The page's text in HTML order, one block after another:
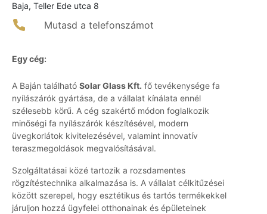
Baja, Teller Ede utca 8
Mutasd a telefonszámot
Egy cég:
A Baján található Solar Glass Kft. fő tevékenysége fa
nyílászárók gyártása, de a vállalat kínálata ennél
szélesebb körű. A cég szakértő módon foglalkozik
minőségi fa nyílászárók készítésével, modern
üvegkorlátok kivitelezésével, valamint innovatív
teraszmegoldások megvalósításával.
Szolgáltatásai közé tartozik a rozsdamentes
rögzítéstechnika alkalmazása is. A vállalat célkitűzései
között szerepel, hogy esztétikus és tartós termékekkel
járuljon hozzá ügyfelei otthonainak és épületeinek